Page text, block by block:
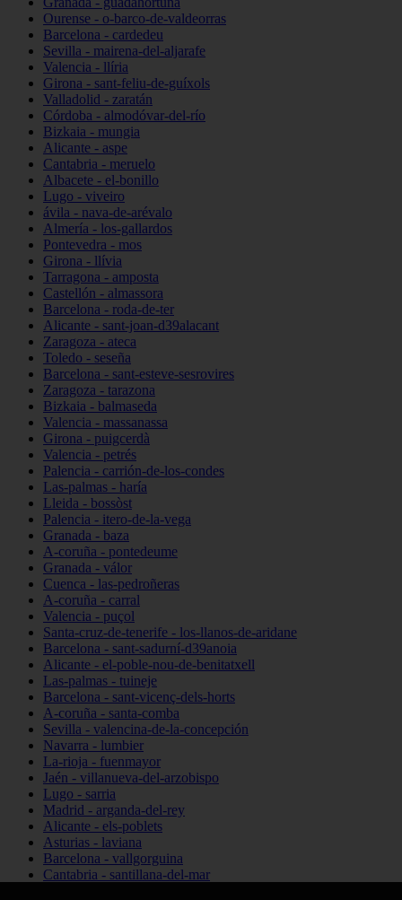
Ourense - o-barco-de-valdeorras
Barcelona - cardedeu
Sevilla - mairena-del-aljarafe
Valencia - llíria
Girona - sant-feliu-de-guíxols
Valladolid - zaratán
Córdoba - almodóvar-del-río
Bizkaia - mungia
Alicante - aspe
Cantabria - meruelo
Albacete - el-bonillo
Lugo - viveiro
ávila - nava-de-arévalo
Almería - los-gallardos
Pontevedra - mos
Girona - llívia
Tarragona - amposta
Castellón - almassora
Barcelona - roda-de-ter
Alicante - sant-joan-d39alacant
Zaragoza - ateca
Toledo - seseña
Barcelona - sant-esteve-sesrovires
Zaragoza - tarazona
Bizkaia - balmaseda
Valencia - massanassa
Girona - puigcerdà
Valencia - petrés
Palencia - carrión-de-los-condes
Las-palmas - haría
Lleida - bossòst
Palencia - itero-de-la-vega
Granada - baza
A-coruña - pontedeume
Granada - válor
Cuenca - las-pedroñeras
A-coruña - carral
Valencia - puçol
Santa-cruz-de-tenerife - los-llanos-de-aridane
Barcelona - sant-sadurní-d39anoia
Alicante - el-poble-nou-de-benitatxell
Las-palmas - tuineje
Barcelona - sant-vicenç-dels-horts
A-coruña - santa-comba
Sevilla - valencina-de-la-concepción
Navarra - lumbier
La-rioja - fuenmayor
Jaén - villanueva-del-arzobispo
Lugo - sarria
Madrid - arganda-del-rey
Alicante - els-poblets
Asturias - laviana
Barcelona - vallgorguina
Cantabria - santillana-del-mar